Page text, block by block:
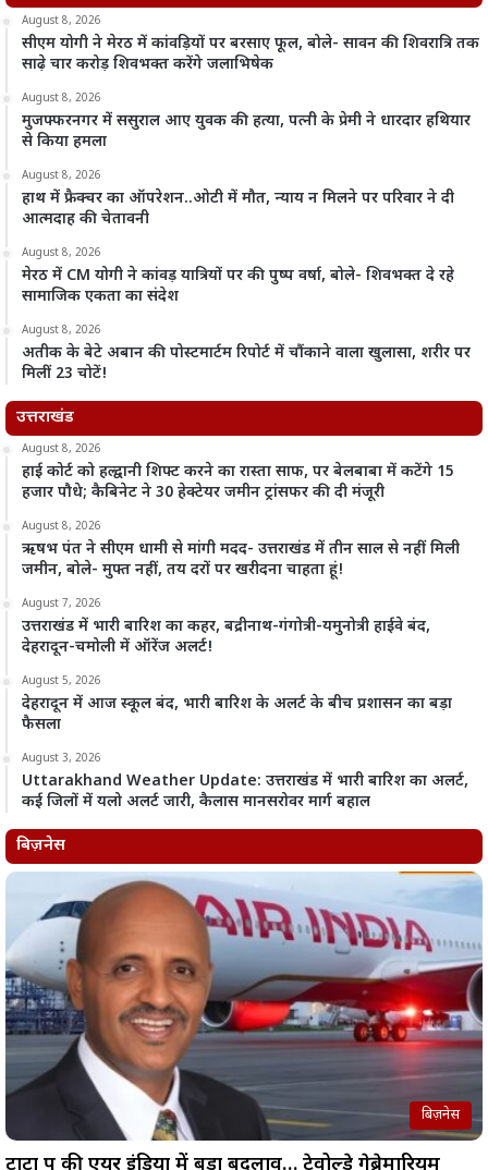
August 8, 2026
सीएम योगी ने मेरठ में कांवड़ियों पर बरसाए फूल, बोले- सावन की शिवरात्रि तक
साढ़े चार करोड़ शिवभक्त करेंगे जलाभिषेक
August 8, 2026
मुजफ्फरनगर में ससुराल आए युवक की हत्या, पत्नी के प्रेमी ने धारदार हथियार
से किया हमला
August 8, 2026
हाथ में फ्रैक्चर का ऑपरेशन..ओटी में मौत, न्याय न मिलने पर परिवार ने दी
आत्मदाह की चेतावनी
August 8, 2026
मेरठ में CM योगी ने कांवड़ यात्रियों पर की पुष्प वर्षा, बोले- शिवभक्त दे रहे
सामाजिक एकता का संदेश
August 8, 2026
अतीक के बेटे अबान की पोस्टमार्टम रिपोर्ट में चौंकाने वाला खुलासा, शरीर पर
मिलीं 23 चोटें!
उत्तराखंड
August 8, 2026
हाई कोर्ट को हल्द्वानी शिफ्ट करने का रास्ता साफ, पर बेलबाबा में कटेंगे 15
हजार पौधे; कैबिनेट ने 30 हेक्टेयर जमीन ट्रांसफर की दी मंजूरी
August 8, 2026
ऋषभ पंत ने सीएम धामी से मांगी मदद- उत्तराखंड में तीन साल से नहीं मिली
जमीन, बोले- मुफ्त नहीं, तय दरों पर खरीदना चाहता हूं!
August 7, 2026
उत्तराखंड में भारी बारिश का कहर, बद्रीनाथ-गंगोत्री-यमुनोत्री हाईवे बंद,
देहरादून-चमोली में ऑरेंज अलर्ट!
August 5, 2026
देहरादून में आज स्कूल बंद, भारी बारिश के अलर्ट के बीच प्रशासन का बड़ा
फैसला
August 3, 2026
Uttarakhand Weather Update: उत्तराखंड में भारी बारिश का अलर्ट,
कई जिलों में यलो अलर्ट जारी, कैलास मानसरोवर मार्ग बहाल
बिज़नेस
बिज़नेस